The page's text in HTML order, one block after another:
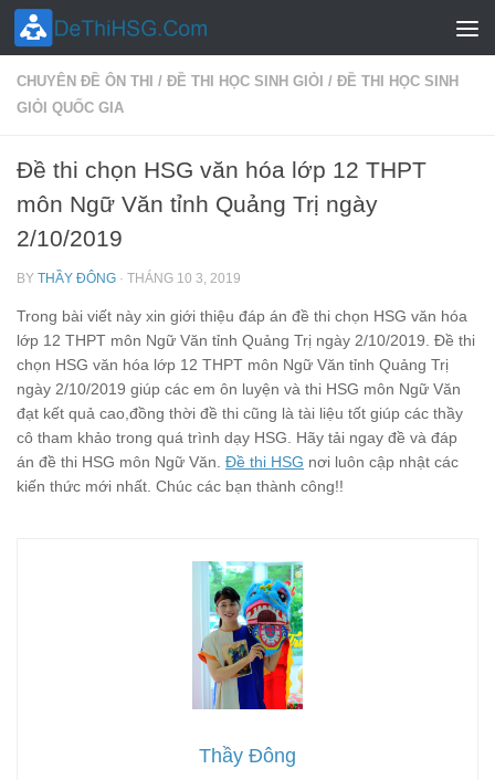
Skip to content
CHUYÊN ĐỀ ÔN THI / ĐỀ THI HỌC SINH GIỎI / ĐỀ THI HỌC SINH
GIỎI QUỐC GIA
Đề thi chọn HSG văn hóa lớp 12 THPT
môn Ngữ Văn tỉnh Quảng Trị ngày
2/10/2019
BY THẦY ĐÔNG · THÁNG 10 3, 2019
Trong bài viết này xin giới thiệu đáp án đề thi chọn HSG văn hóa
lớp 12 THPT môn Ngữ Văn tỉnh Quảng Trị ngày 2/10/2019. Đề thi
chọn HSG văn hóa lớp 12 THPT môn Ngữ Văn tỉnh Quảng Trị
ngày 2/10/2019 giúp các em ôn luyện và thi HSG môn Ngữ Văn
đạt kết quả cao,đồng thời đề thi cũng là tài liệu tốt giúp các thầy
cô tham khảo trong quá trình dạy HSG. Hãy tải ngay đề và đáp
án đề thi HSG môn Ngữ Văn. Đề thi HSG nơi luôn cập nhật các
kiến thức mới nhất. Chúc các bạn thành công!!
Thầy Đông